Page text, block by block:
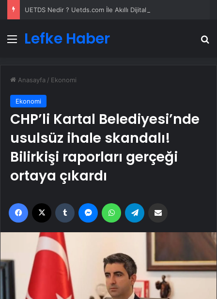
Menü
Lefke Haber
Anasayfa / Ekonomi
Ekonomi
CHP’li Kartal Belediyesi’nde
usulsüz ihale skandalı!
Bilirkişi raporları gerçeği
ortaya çıkardı
Facebook Tumblr MessengerWhatsApp